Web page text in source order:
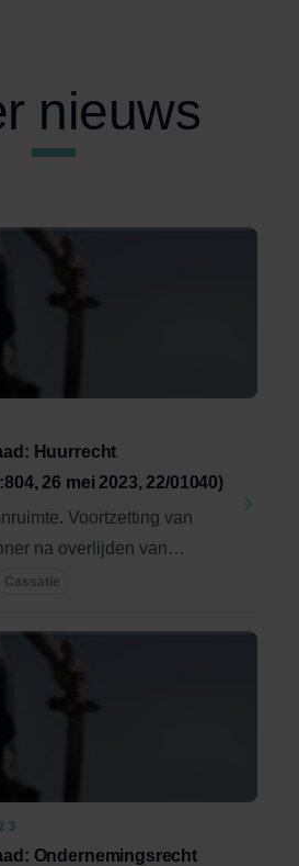
nieuws
Huurrecht
26 mei 2023, 22/01040)
Voortzetting van
na overlijden van
Cassatie
Ondernemingsrecht